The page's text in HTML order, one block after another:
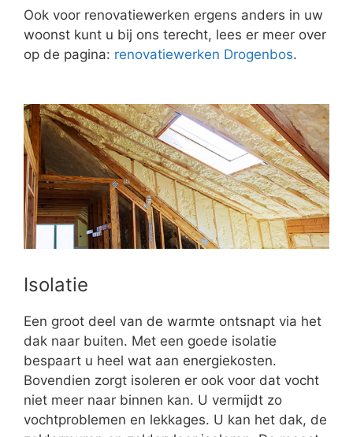
Ook voor renovatiewerken ergens anders in uw
woonst kunt u bij ons terecht, lees er meer over
op de pagina: renovatiewerken Drogenbos.
Isolatie
Een groot deel van de warmte ontsnapt via het
dak naar buiten. Met een goede isolatie
bespaart u heel wat aan energiekosten.
Bovendien zorgt isoleren er ook voor dat vocht
niet meer naar binnen kan. U vermijdt zo
vochtproblemen en lekkages. U kan het dak, de